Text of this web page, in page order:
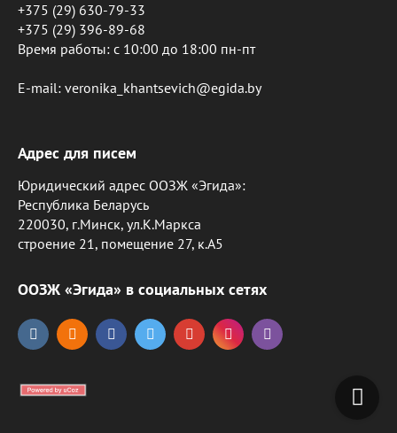
+375 (29) 630-79-33
+375 (29) 396-89-68
Время работы: c 10:00 до 18:00 пн-пт
E-mail: veronika_khantsevich@egida.by
Адрес для писем
Юридический адрес ООЗЖ «Эгида»:
Республика Беларусь
220030, г.Минск, ул.К.Маркса
строение 21, помещение 27, к.А5
ООЗЖ «Эгида» в социальных сетях